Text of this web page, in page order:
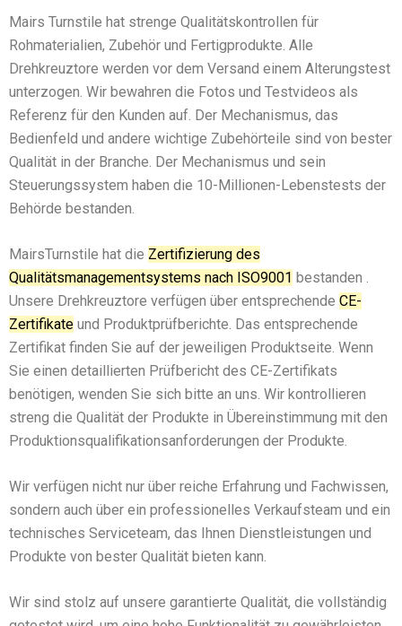
Mairs Turnstile hat strenge Qualitätskontrollen für
Rohmaterialien, Zubehör und Fertigprodukte. Alle
Drehkreuztore werden vor dem Versand einem Alterungstest
unterzogen. Wir bewahren die Fotos und Testvideos als
Referenz für den Kunden auf. Der Mechanismus, das
Bedienfeld und andere wichtige Zubehörteile sind von bester
Qualität in der Branche. Der Mechanismus und sein
Steuerungssystem haben die 10-Millionen-Lebenstests der
Behörde bestanden.
MairsTurnstile hat die Zertifizierung des
Qualitätsmanagementsystems nach ISO9001 bestanden .
Unsere Drehkreuztore verfügen über entsprechende CE-
Zertifikate und Produktprüfberichte. Das entsprechende
Zertifikat finden Sie auf der jeweiligen Produktseite. Wenn
Sie einen detaillierten Prüfbericht des CE-Zertifikats
benötigen, wenden Sie sich bitte an uns. Wir kontrollieren
streng die Qualität der Produkte in Übereinstimmung mit den
Produktionsqualifikationsanforderungen der Produkte.
Wir verfügen nicht nur über reiche Erfahrung und Fachwissen,
sondern auch über ein professionelles Verkaufsteam und ein
technisches Serviceteam, das Ihnen Dienstleistungen und
Produkte von bester Qualität bieten kann.
Wir sind stolz auf unsere garantierte Qualität, die vollständig